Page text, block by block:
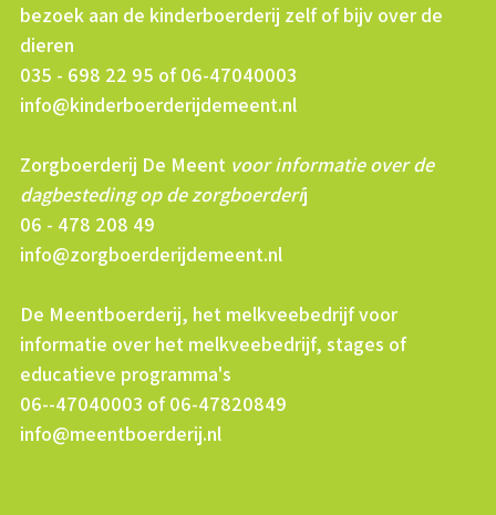
bezoek aan de kinderboerderij zelf of bijv over de
dieren
035 - 698 22 95 of 06-47040003
info@kinderboerderijdemeent.nl
Zorgboerderij De Meent voor informatie over de
dagbesteding op de zorgboerderij
06 - 478 208 49
info@zorgboerderijdemeent.nl
De Meentboerderij, het melkveebedrijf voor
informatie over het melkveebedrijf, stages of
educatieve programma's
06--47040003 of 06-47820849
info@meentboerderij.nl